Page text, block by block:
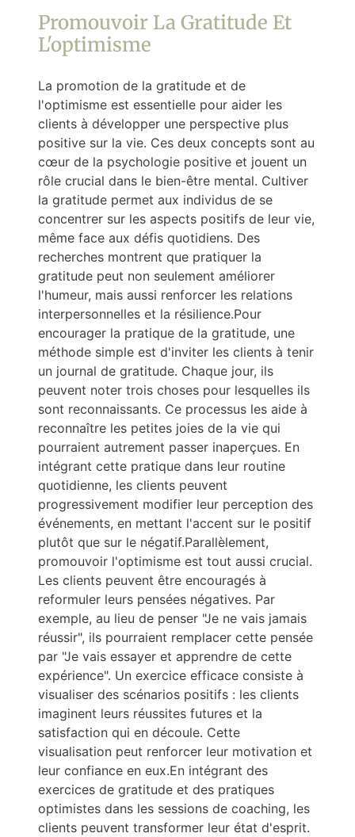
Promouvoir La Gratitude Et
L'optimisme
La promotion de la gratitude et de
l'optimisme est essentielle pour aider les
clients à développer une perspective plus
positive sur la vie. Ces deux concepts sont au
cœur de la psychologie positive et jouent un
rôle crucial dans le bien-être mental. Cultiver
la gratitude permet aux individus de se
concentrer sur les aspects positifs de leur vie,
même face aux défis quotidiens. Des
recherches montrent que pratiquer la
gratitude peut non seulement améliorer
l'humeur, mais aussi renforcer les relations
interpersonnelles et la résilience.Pour
encourager la pratique de la gratitude, une
méthode simple est d'inviter les clients à tenir
un journal de gratitude. Chaque jour, ils
peuvent noter trois choses pour lesquelles ils
sont reconnaissants. Ce processus les aide à
reconnaître les petites joies de la vie qui
pourraient autrement passer inaperçues. En
intégrant cette pratique dans leur routine
quotidienne, les clients peuvent
progressivement modifier leur perception des
événements, en mettant l'accent sur le positif
plutôt que sur le négatif.Parallèlement,
promouvoir l'optimisme est tout aussi crucial.
Les clients peuvent être encouragés à
reformuler leurs pensées négatives. Par
exemple, au lieu de penser "Je ne vais jamais
réussir", ils pourraient remplacer cette pensée
par "Je vais essayer et apprendre de cette
expérience". Un exercice efficace consiste à
visualiser des scénarios positifs : les clients
imaginent leurs réussites futures et la
satisfaction qui en découle. Cette
visualisation peut renforcer leur motivation et
leur confiance en eux.En intégrant des
exercices de gratitude et des pratiques
optimistes dans les sessions de coaching, les
clients peuvent transformer leur état d'esprit.